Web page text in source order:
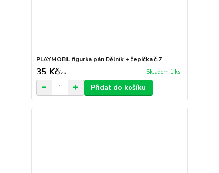
PLAYMOBIL figurka pán Dělník + čepička č.7
35 Kč/ks Skladem 1 ks
Přidat do košíku